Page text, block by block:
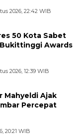
2026, 22:42 WIB
50 Kota Sabet
Awards
2026, 12:39 WIB
Mahyeldi Ajak
Percepat
20:21 WIB